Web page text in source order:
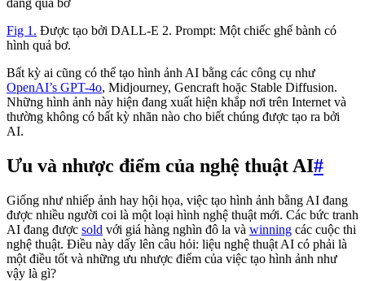
Fig 1. Được tạo bởi DALL-E 2. Prompt: Một chiếc ghế bành có
hình quả bơ.
Bất kỳ ai cũng có thể tạo hình ảnh AI bằng các công cụ như
OpenAI’s GPT-4o, Midjourney, Gencraft hoặc Stable Diffusion.
Những hình ảnh này hiện đang xuất hiện khắp nơi trên Internet và
thường không có bất kỳ nhãn nào cho biết chúng được tạo ra bởi
AI.
Ưu và nhược điểm của nghệ thuật AI#
Giống như nhiếp ảnh hay hội họa, việc tạo hình ảnh bằng AI đang
được nhiều người coi là một loại hình nghệ thuật mới. Các bức tranh
AI đang được sold với giá hàng nghìn đô la và winning các cuộc thi
nghệ thuật. Điều này dấy lên câu hỏi: liệu nghệ thuật AI có phải là
một điều tốt và những ưu nhược điểm của việc tạo hình ảnh như
vậy là gì?